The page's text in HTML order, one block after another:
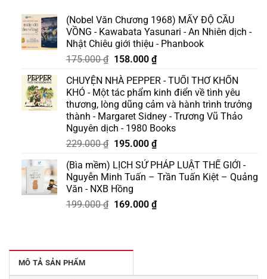
(Nobel Văn Chương 1968) MẤY ĐỘ CẦU
VỒNG - Kawabata Yasunari - An Nhiên dịch -
Nhật Chiêu giới thiệu - Phanbook
175.000₫ Giá
là:
175.000 ₫.
158.000 ₫Giá
tại
là:
158.000 ₫.
CHUYỆN NHÀ PEPPER - TUỔI THƠ KHỐN
KHÓ - Một tác phẩm kinh điển về tình yêu
thương, lòng dũng cảm và hành trình trưởng
thành - Margaret Sidney - Trương Vũ Thảo
Nguyên dịch - 1980 Books
229.000₫ Giá
là:
229.000 ₫.
195.000 ₫Giá
tại
là:
(Bìa mềm) LỊCH SỬ PHÁP LUẬT THẾ GIỚI -
Nguyễn Minh Tuấn – Trần Tuấn Kiệt – Quảng
Văn - NXB Hồng
199.000₫ Giá
169.000 ₫Giá
MÔ TẢ SẢN PHẨM